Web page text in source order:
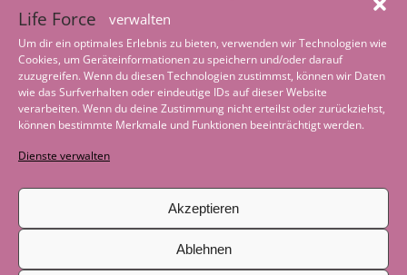
verwalten
Um dir ein optimales Erlebnis zu bieten, verwenden wir Technologien wie
Cookies, um Geräteinformationen zu speichern und/oder darauf
zuzugreifen. Wenn du diesen Technologien zustimmst, können wir Daten
wie das Surfverhalten oder eindeutige IDs auf dieser Website
verarbeiten. Wenn du deine Zustimmung nicht erteilst oder zurückziehst,
können bestimmte Merkmale und Funktionen beeinträchtigt werden.
Dienste verwalten
Akzeptieren
Ablehnen
Heimkehr – in ein reguliertes
Nervensystem2. August 2026
Worte der Achtsamkeit im August 1.
August 2026
Tiefenentspannung – wenn die Welt leise
Worte der Achtsamkeit im Juli1. Juli 2026
Geschichte zum Nachdenken: Als das